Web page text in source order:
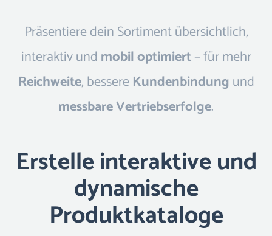
Präsentiere dein Sortiment übersichtlich,
interaktiv und mobil optimiert– für mehr
Reichweite, bessereKundenbindungund
messbareVertriebserfolge.
Erstelle interaktive und
dynamische
Produktkataloge